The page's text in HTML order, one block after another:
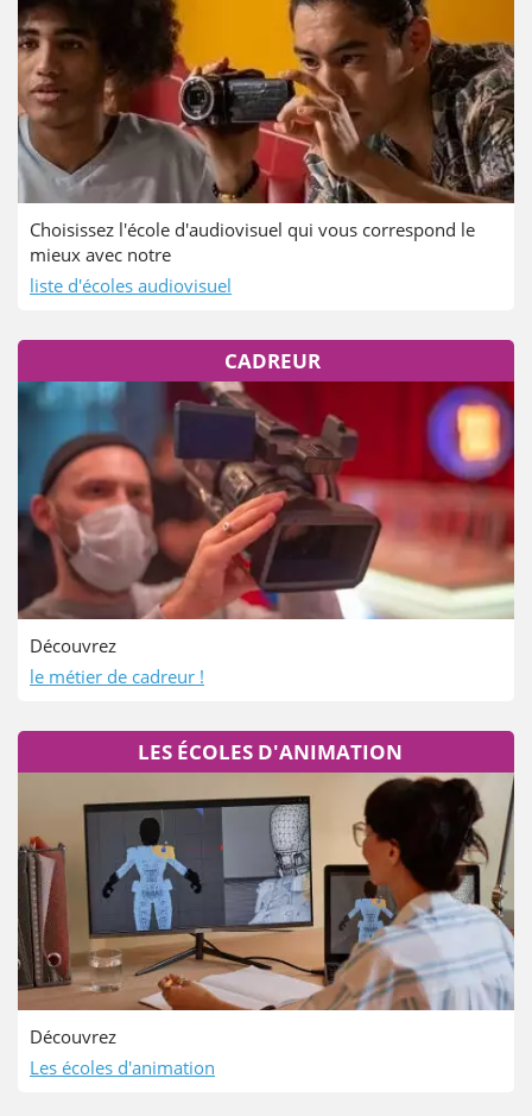
Choisissez l'école d'audiovisuel qui vous correspond le
mieux avec notre
liste d'écoles audiovisuel
CADREUR
Découvrez
le métier de cadreur !
LES ÉCOLES D'ANIMATION
Découvrez
Les écoles d'animation